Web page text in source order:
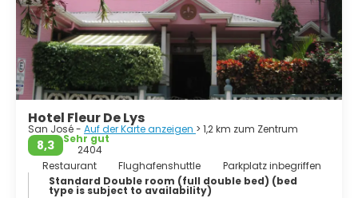
Hotel Fleur De Lys
San José - Auf der Karte anzeigen > 1,2 km zum Zentrum
8,3
Sehr gut
2404
Restaurant
Flughafenshuttle
Parkplatz inbegriffen
Standard Double room (full double bed) (bed
type is subject to availability)